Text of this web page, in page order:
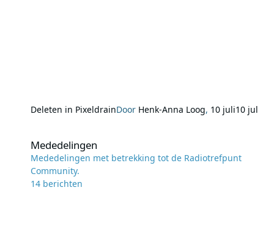
Deleten in PixeldrainDoor Henk-Anna Loog, 10 juli10 jul
Mededelingen
Mededelingen met betrekking tot de Radiotrefpunt
Community.
14 berichten